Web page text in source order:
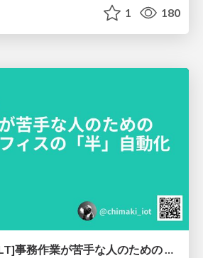
1 180
[ChatGPT Work LT]事務作業が苦手な人のための バックオフィスの「半」自動化